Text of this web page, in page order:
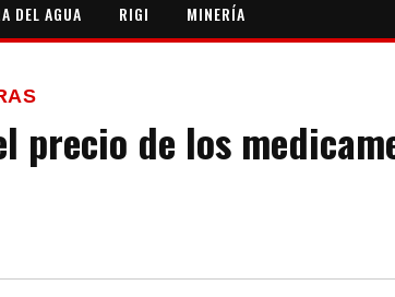
DEL AGUA RIGI MINERÍA
precio de los